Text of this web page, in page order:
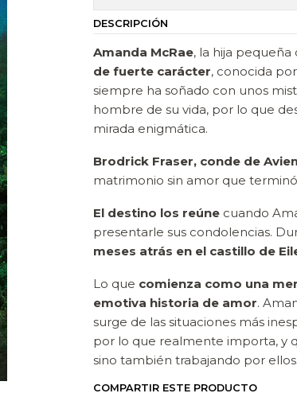
DESCRIPCIÓN
Amanda McRae, la hija pequeña
de fuerte carácter, conocida
siempre ha soñado con unos
hombre de su vida, por lo que
mirada enigmática.
Brodrick Fraser, conde de
matrimonio sin amor que
El destino los reúnecuando
presentarle sus condolencias.
meses atrás en el castillo de
Lo que comienza como una
emotiva historia de amor.
surge de las situaciones más
por lo que realmente importa, y
sino también trabajando por ellos.
COMPARTIR ESTE PRODUCTO